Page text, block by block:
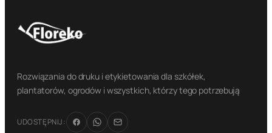
Rozwiązania do druku i etykietowania dla szkółek,
plantatorów, ogrodów i wszystkich, którzy tego potrzebują
UDOSTĘPNIJ: